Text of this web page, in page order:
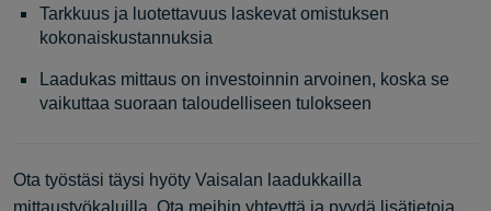
Tarkkuus ja luotettavuus laskevat omistuksen
kokonaiskustannuksia
Laadukas mittaus on investoinnin arvoinen, koska se
vaikuttaa suoraan taloudelliseen tulokseen
Ota työstäsi täysi hyöty Vaisalan laadukkailla
mittaustyökaluilla. Ota meihin yhteyttä ja pyydä lisätietoja.